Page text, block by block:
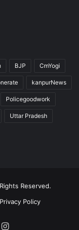
BJP CmYogi
kanpurNews
Policegoodwork
Uttar Pradesh
Reserved.
Privacy Policy
Instagram